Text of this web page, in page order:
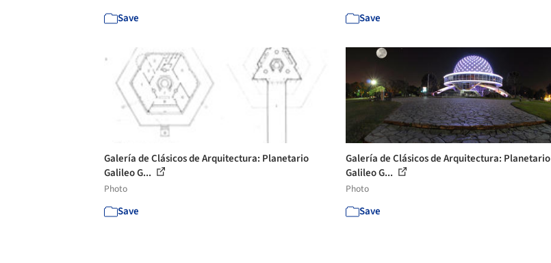
Save Save
Galería de Clásicos de Arquitectura: Planetario
Galileo G...
Photo
Save
Galería de Clásicos de Arquitectura: Planetario
Galileo G...
Photo
Save